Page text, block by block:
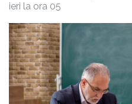
ieri la ora 05